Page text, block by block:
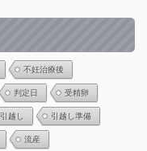
不妊治療後
判定日 受精卵
引越し 引越し準備
流産